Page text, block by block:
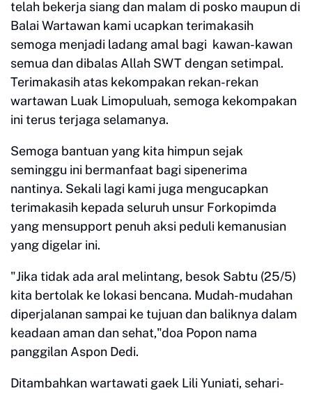
telah bekerja siang dan malam di posko maupun di
Balai Wartawan kami ucapkan terimakasih
semoga menjadi ladang amal bagi kawan-kawan
semua dan dibalas Allah SWT dengan setimpal.
Terimakasih atas kekompakan rekan-rekan
wartawan Luak Limopuluah, semoga kekompakan
ini terus terjaga selamanya.
Semoga bantuan yang kita himpun sejak
seminggu ini bermanfaat bagi sipenerima
nantinya. Sekali lagi kami juga mengucapkan
terimakasih kepada seluruh unsur Forkopimda
yang mensupport penuh aksi peduli kemanusian
yang digelar ini.
"Jika tidak ada aral melintang, besok Sabtu (25/5)
kita bertolak ke lokasi bencana. Mudah-mudahan
diperjalanan sampai ke tujuan dan baliknya dalam
keadaan aman dan sehat,"doa Popon nama
panggilan Aspon Dedi.
Ditambahkan wartawati gaek Lili Yuniati, sehari-